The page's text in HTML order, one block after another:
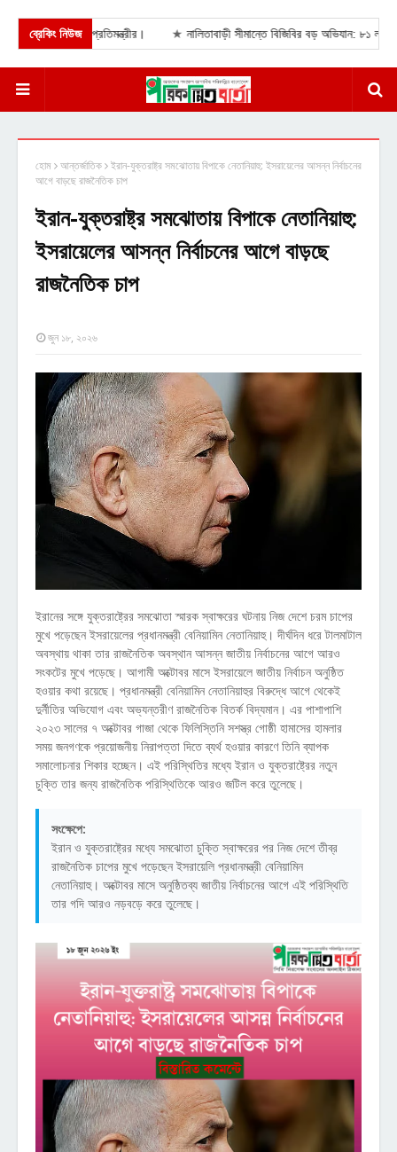
ব্রেকিং নিউজ
পররাষ্ট্র প্রতিমন্ত্রীর। নালিতাবাড়ী সীমান্তে বিজিবির বড় অভিযান: ৮১ লাখ
হোম আন্তর্জাতিক ইরান-যুক্তরাষ্ট্র সমঝোতায় বিপাকে নেতানিয়াহু: ইসরায়েলের আসন্ন নির্বাচনের
আগে বাড়ছে রাজনৈতিক চাপ
ইরান-যুক্তরাষ্ট্র সমঝোতায় বিপাকে নেতানিয়াহু:
ইসরায়েলের আসন্ন নির্বাচনের আগে বাড়ছে
রাজনৈতিক চাপ
জুন ১৮, ২০২৬
ইরানের সঙ্গে যুক্তরাষ্ট্রের সমঝোতা স্মারক স্বাক্ষরের ঘটনায় নিজ দেশে চরম চাপের
মুখে পড়েছেন ইসরায়েলের প্রধানমন্ত্রী বেনিয়ামিন নেতানিয়াহু। দীর্ঘদিন ধরে টালমাটাল
অবস্থায় থাকা তার রাজনৈতিক অবস্থান আসন্ন জাতীয় নির্বাচনের আগে আরও
সংকটের মুখে পড়েছে। আগামী অক্টোবর মাসে ইসরায়েলে জাতীয় নির্বাচন অনুষ্ঠিত
হওয়ার কথা রয়েছে। প্রধানমন্ত্রী বেনিয়ামিন নেতানিয়াহুর বিরুদ্ধে আগে থেকেই
দুর্নীতির অভিযোগ এবং অভ্যন্তরীণ রাজনৈতিক বিতর্ক বিদ্যমান। এর পাশাপাশি
২০২৩ সালের ৭ অক্টোবর গাজা থেকে ফিলিস্তিনি সশস্ত্র গোষ্ঠী হামাসের হামলার
সময় জনগণকে প্রয়োজনীয় নিরাপত্তা দিতে ব্যর্থ হওয়ার কারণে তিনি ব্যাপক
সমালোচনার শিকার হচ্ছেন। এই পরিস্থিতির মধ্যে ইরান ও যুক্তরাষ্ট্রের নতুন
চুক্তি তার জন্য রাজনৈতিক পরিস্থিতিকে আরও জটিল করে তুলেছে।
সংক্ষেপে:
ইরান ও যুক্তরাষ্ট্রের মধ্যে সমঝোতা চুক্তি স্বাক্ষরের পর নিজ দেশে তীব্র
রাজনৈতিক চাপের মুখে পড়েছেন ইসরায়েলি প্রধানমন্ত্রী বেনিয়ামিন
নেতানিয়াহু। অক্টোবর মাসে অনুষ্ঠিতব্য জাতীয় নির্বাচনের আগে এই পরিস্থিতি
তার গদি আরও নড়বড়ে করে তুলেছে।